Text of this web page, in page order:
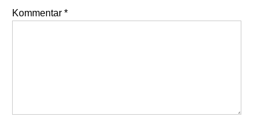
Kommentar *